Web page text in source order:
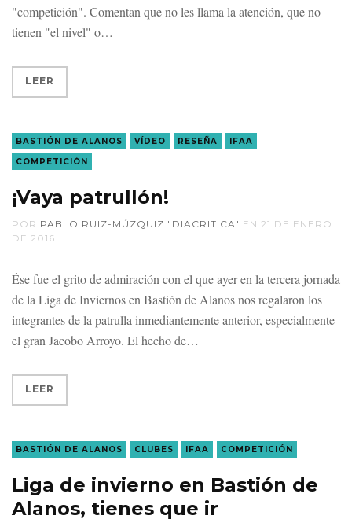
"competición". Comentan que no les llama la atención, que no
tienen "el nivel" o
LEER
BASTIÓN DE ALANOS VÍDEO RESEÑA
IFAA
COMPETICIÓN
¡Vaya patrullón!
POR PABLO RUIZ-MÚZQUIZ "DIACRITICA" EN 21 DE ENERO
DE 2016
Ése fue el grito de admiración con el que ayer en la tercera jornada
de la Liga de Inviernos en Bastión de Alanos nos regalaron los
integrantes de la patrulla inmediantemente anterior, especialmente
el gran Jacobo Arroyo. El hecho de
LEER
BASTIÓN DE ALANOS CLUBES IFAA COMPETICIÓN
Liga de invierno en Bastión de
Alanos, tienes que ir